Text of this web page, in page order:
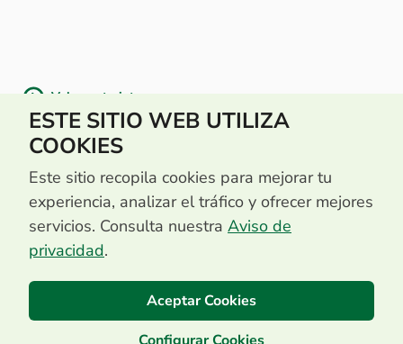
Volver a tarjetas
ESTE SITIO WEB UTILIZA
COOKIES
Este sitio recopila cookies para mejorar tu
experiencia, analizar el tráfico y ofrecer mejores
servicios. Consulta nuestra Aviso de
privacidad.
Aceptar Cookies